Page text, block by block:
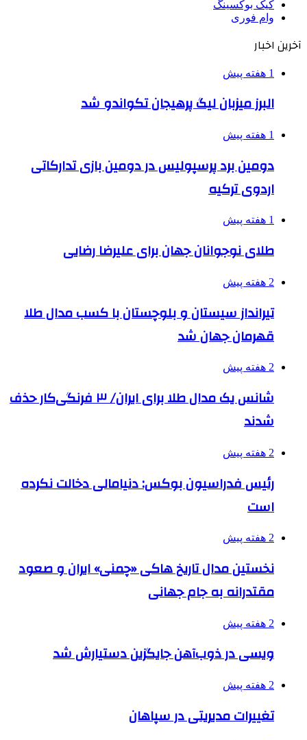
کیک بوکسینگ
وام فوری
آخرین اخبار
1 هفته پیش
البرز میزبان لیگ پرهیجان تکواندو شد
1 هفته پیش
دومین برد پرسپولیس در دومین بازی تدارکاتی
اردوی ترکیه
1 هفته پیش
طلای نوجوانان جهان برای علیرضا رضایی
2 هفته پیش
تیرانداز سیستان و بلوچستان با کسب مدال طلا
قهرمان جهان شد
2 هفته پیش
شانس یک مدال طلا برای ایران/ ۳ فرنگی‌کار حذف
شدند
2 هفته پیش
رئیس فدراسیون بوکس: دنیامالی دخالت نکرده
است
2 هفته پیش
نخستین مدال تاریخ هاکی «چمنی» ایران و صعود
مقتدرانه به جام جهانی
2 هفته پیش
ویسی در ذوب‌آهن جایگزین دستیارش شد
2 هفته پیش
تغییرات مدیریتی در سپاهان